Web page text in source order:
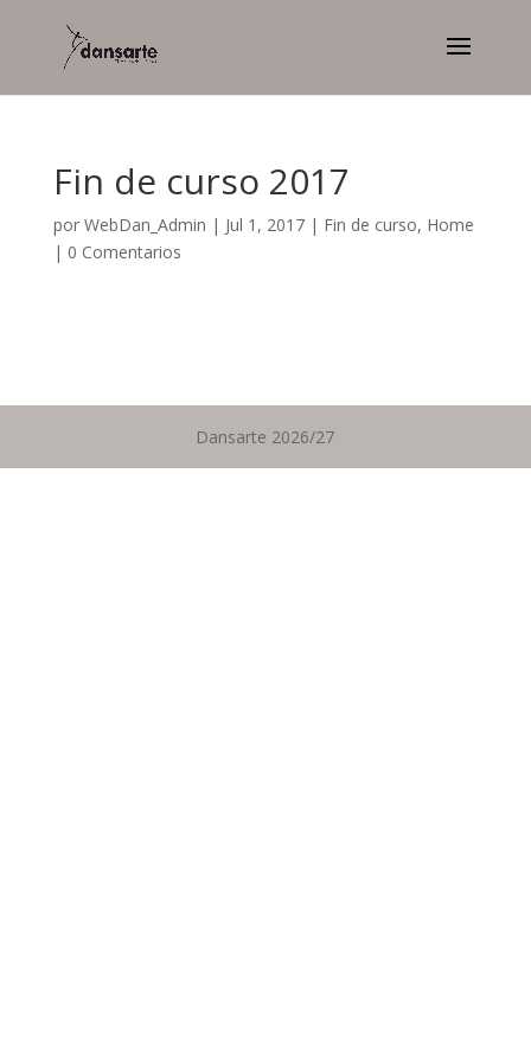
Fin de curso 2017
por WebDan_Admin | Jul 1, 2017| Fin de curso, Home
| 0 Comentarios
Dansarte 2026/27